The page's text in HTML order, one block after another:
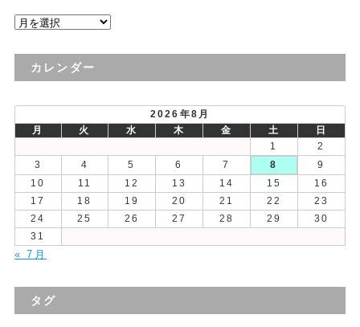
過
の
カレンダー
2026年8月
月
火 水 木 金 土
日
1
2
3
4 5 6 7 8
9
10
11 12 13 14 15
16
17
18 19 20 21 22
23
24
25 26 27 28 29
30
31
« 7月
タグ